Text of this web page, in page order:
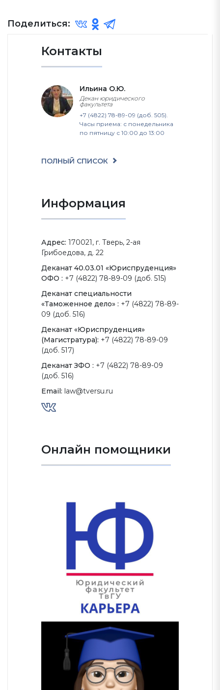
Поделиться:
Контакты
Ильина О.Ю.
Декан юридического
факультета
+7 (4822) 78-89-09 (доб. 505).
Часы приема: с понедельника
по пятницу с 10:00 до 13:00
ПОЛНЫЙ СПИСОК
Информация
Адрес: 170021, г. Тверь, 2-ая
Грибоедова, д. 22
Деканат 40.03.01 «Юриспруденция»
ОФО : +7 (4822) 78-89-09 (доб. 515)
Деканат специальности
«Таможенное дело» : +7 (4822) 78-89-
09 (доб. 516)
Деканат «Юриспруденция»
(Магистратура): +7 (4822) 78-89-09
(доб. 517)
Деканат ЗФО : +7 (4822) 78-89-09
(доб. 516)
Email: law@tversu.ru
Онлайн помощники